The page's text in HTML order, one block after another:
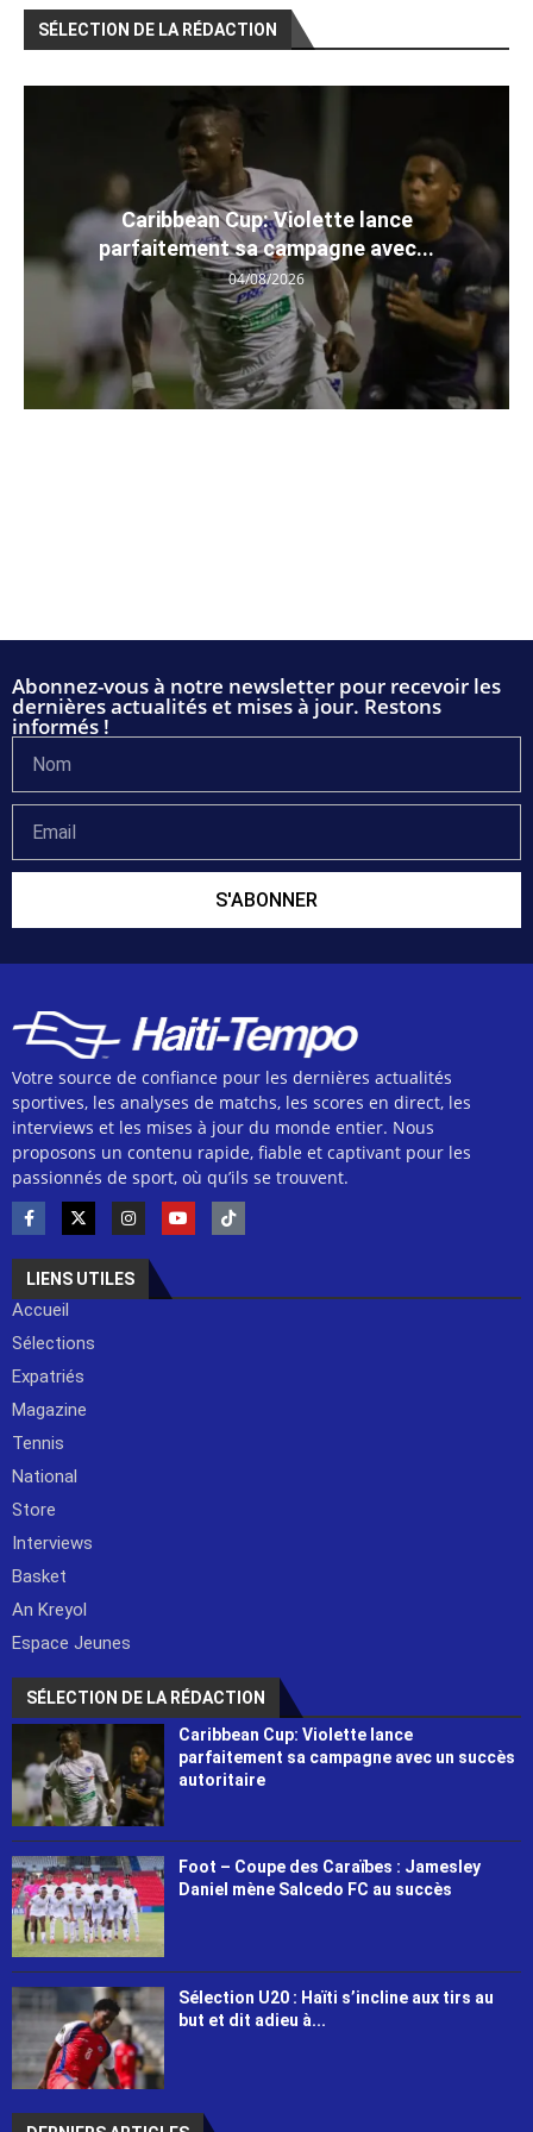
SÉLECTION DE LA RÉDACTION
Caribbean Cup: Violette lance
parfaitement sa campagne avec...
04/08/2026
Abonnez-vous à notre newsletter pour recevoir les
dernières actualités et mises à jour. Restons
informés !
S'ABONNER
Votre source de confiance pour les dernières actualités
sportives, les analyses de matchs, les scores en direct, les
interviews et les mises à jour du monde entier. Nous
proposons un contenu rapide, fiable et captivant pour les
passionnés de sport, où qu’ils se trouvent.
LIENS UTILES
Accueil
Sélections
Expatriés
Magazine
Tennis
National
Store
Interviews
Basket
An Kreyol
Espace Jeunes
SÉLECTION DE LA RÉDACTION
Caribbean Cup: Violette lance
parfaitement sa campagne avec un succès
autoritaire
Foot – Coupe des Caraïbes : Jamesley
Daniel mène Salcedo FC au succès
Sélection U20 : Haïti s’incline aux tirs au
but et dit adieu à...